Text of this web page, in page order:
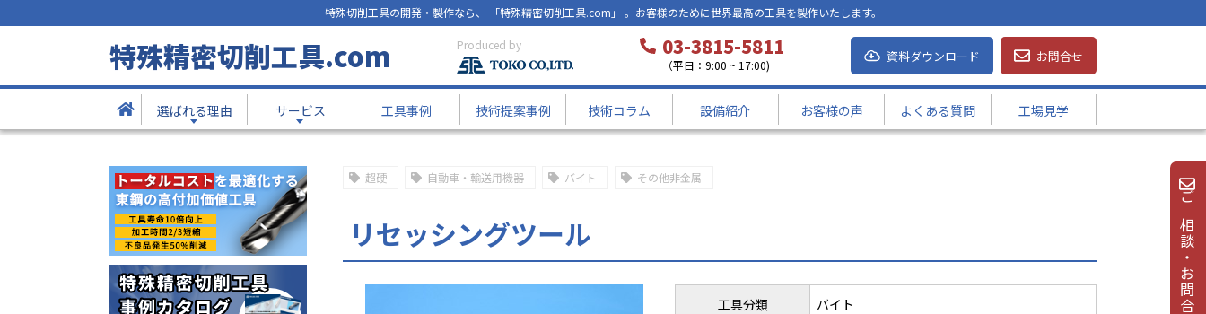
特殊切削工具の開発・製作なら、 「特殊精密切削工具.com」 。お客様のために世界最高の工具を製作いたします。
特殊精密切削工具.com Produced by 03-3815-5811
（平日：9:00 ~ 17:00)
資料ダウンロード お問合せ
選ばれる理由 サービス 工具事例 技術提案事例 技術コラム 設備紹介 お客様の声 よくある質問 工場見学
工具事例 - Products -
TOP 工具事例 リセッシングツール
超硬 自動車・輸送用機器 バイト その他非金属
リセッシングツール
工具分類 バイト
ご相談・お問合せ